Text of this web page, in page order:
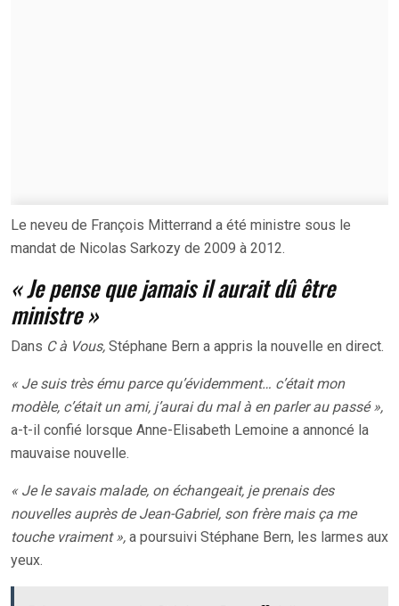
Le neveu de François Mitterrand a été ministre sous le
mandat de Nicolas Sarkozy de 2009 à 2012.
« Je pense que jamais il aurait dû être
ministre »
Dans C à Vous, Stéphane Bern a appris la nouvelle en direct.
« Je suis très ému parce qu’évidemment… c’était mon
modèle, c’était un ami, j’aurai du mal à en parler au passé »,
a-t-il confié lorsque Anne-Elisabeth Lemoine a annoncé la
mauvaise nouvelle.
« Je le savais malade, on échangeait, je prenais des
nouvelles auprès de Jean-Gabriel, son frère mais ça me
touche vraiment », a poursuivi Stéphane Bern, les larmes aux
yeux.